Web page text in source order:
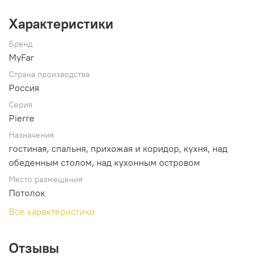
Характеристики
Бренд
MyFar
Страна производства
Россия
Серия
Pierre
Назначения
гостиная, спальня, прихожая и коридор, кухня, над
обеденным столом, над кухонным островом
Место размещения
Потолок
Все характеристики
Отзывы